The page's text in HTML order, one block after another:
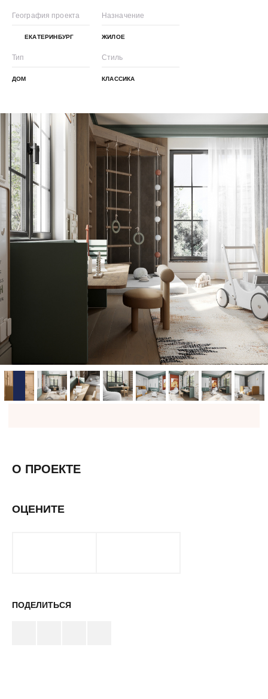
География проекта
ЕКАТЕРИНБУРГ
Назначение
ЖИЛОЕ
Тип
ДОМ
Стиль
КЛАССИКА
О ПРОЕКТЕ
ОЦЕНИТЕ
ПОДЕЛИТЬСЯ